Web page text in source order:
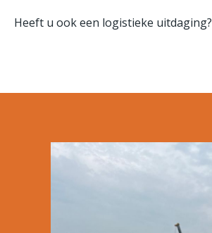
Heeft u ook een logistieke uitdaging?